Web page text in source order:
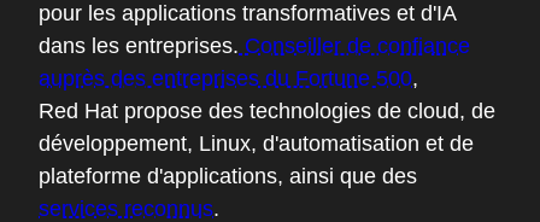
pour les applications transformatives et d'IA
dans les entreprises. Conseiller de confiance
auprès des entreprises du Fortune 500,
Red Hat propose des technologies de cloud, de
développement, Linux, d'automatisation et de
plateforme d'applications, ainsi que des
services reconnus.